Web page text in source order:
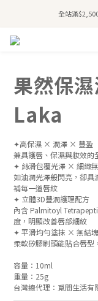
全站滿
全站滿
全站滿
果然保
Laka
✦高保濕 × 潤澤 × 豐盈
兼具護唇、保濕與妝效的
✦ 絲滑包覆光澤 × 細緻
如油潤光澤般閃亮，卻具
補每一道唇紋
✦ 立體3D豐潤護理配方
內含 Palmitoyl
度，明顯改善唇部細紋
✦ 平滑均勻塗抹 × 無結
柔軟矽膠刷頭能貼合唇
容量：10ml
重量：25g
台灣總代理：覓間生活有